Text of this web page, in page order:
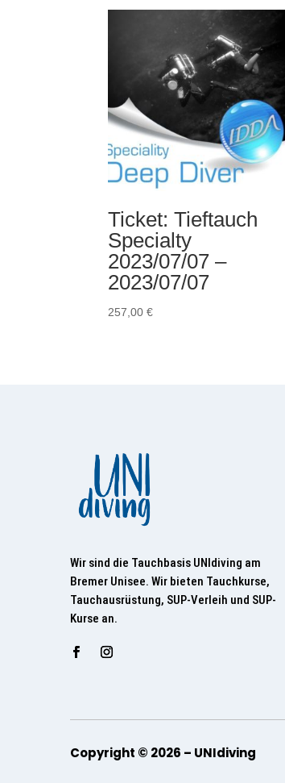
Ticket: Tieftauch
Specialty
2023/07/07 –
2023/07/07
257,00€
Wir sind die Tauchbasis UNIdiving am
Bremer Unisee. Wir bieten Tauchkurse,
Tauchausrüstung, SUP-Verleih und SUP-
Kurse an.
Copyright © 2026 – UNIdiving